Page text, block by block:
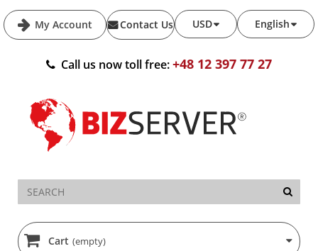
My Account English
USD
Contact Us
Call us now toll free:+48 12 397 77 27
Cart (empty)